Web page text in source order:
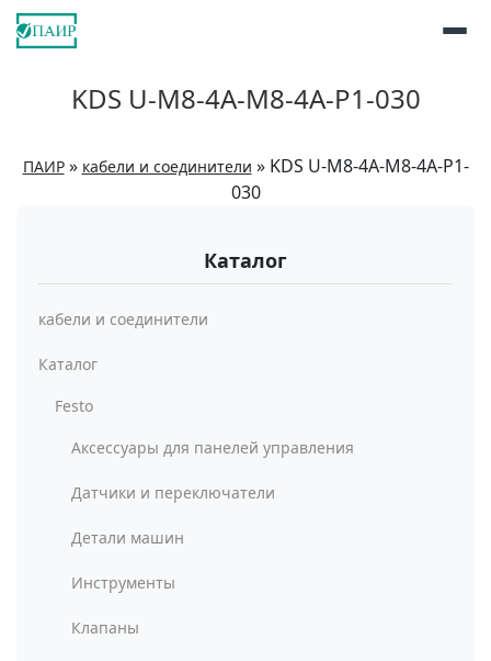
KDS U-M8-4A-M8-4A-P1-030
ПАИР» кабели и соединители » KDS U-M8-4A-M8-4A-P1-
030
Каталог
кабели и соединители
Каталог
Festo
Аксессуары для панелей управления
Датчики и переключатели
Детали машин
Инструменты
Клапаны